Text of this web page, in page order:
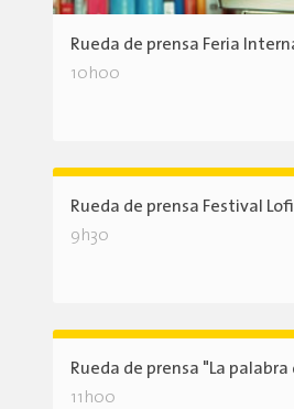
Rueda de prensa Feria
10h00
Rueda de prensa Festival
9h30
Rueda de prensa "La
11h00